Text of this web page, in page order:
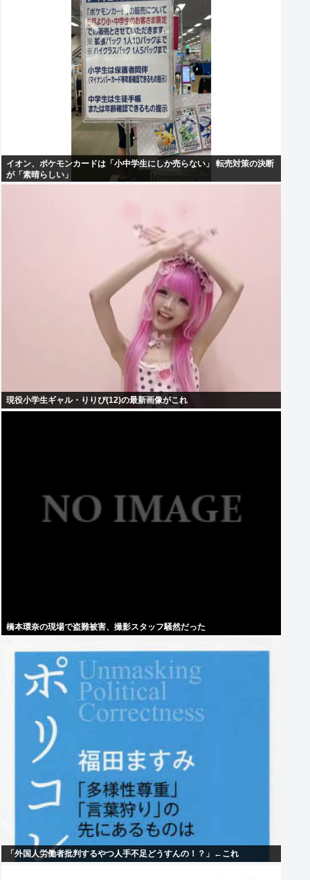
イオン、ポケモンカードは「小中学生にしか売らない」 転売対策の決断
が「素晴らしい」
現役小学生ギャル・りりぴ(12)の最新画像がこれ
橋本環奈の現場で盗難被害、撮影スタッフ騒然だった
「外国人労働者批判するやつ人手不足どうすんの！？」←これ